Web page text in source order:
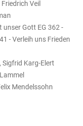
Veil
Gott EG 362 -
- Verleih uns Frieden
Sigfrid Karg-Elert
Mendelssohn